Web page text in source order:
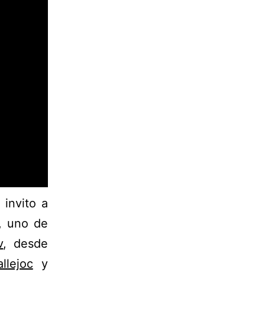
invito a
uno de
, desde
y